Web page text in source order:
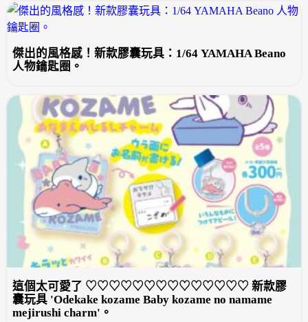
傑出的風格感！新款膠囊玩具：1/64 YAMAHA Beano
人物鑰匙圈。
這個太可愛了 ♡♡♡♡♡♡♡♡♡♡♡♡♡♡ 新款膠
囊玩具 'Odekake kozame Baby kozame no namame
mejirushi charm'。